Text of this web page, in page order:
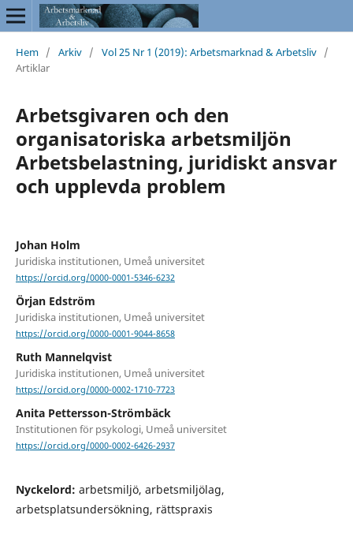
Hem / Arkiv / Vol 25 Nr 1 (2019): Arbetsmarknad & Arbetsliv /
Artiklar
Arbetsgivaren och den
organisatoriska arbetsmiljön
Arbetsbelastning, juridiskt ansvar
och upplevda problem
Johan Holm
Juridiska institutionen, Umeå universitet
https://orcid.org/0000-0001-5346-6232
Örjan Edström
Juridiska institutionen, Umeå universitet
https://orcid.org/0000-0001-9044-8658
Ruth Mannelqvist
Juridiska institutionen, Umeå universitet
https://orcid.org/0000-0002-1710-7723
Anita Pettersson-Strömbäck
Institutionen för psykologi, Umeå universitet
https://orcid.org/0000-0002-6426-2937
Nyckelord: arbetsmiljö, arbetsmiljölag,
arbetsplatsundersökning, rättspraxis